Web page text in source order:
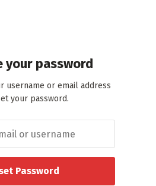
your password
username or email address
your password.